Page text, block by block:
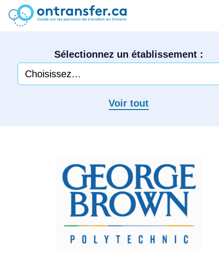
Sélectionnez un établissement :
Voir tout